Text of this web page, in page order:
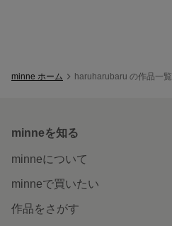
minne ホーム haruharubaru の作品一覧
minneを知る
minneについて
minneで買いたい
作品をさがす